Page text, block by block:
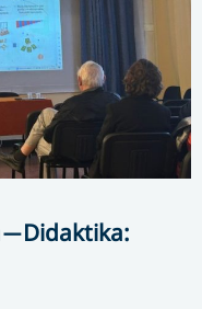
Didaktika: